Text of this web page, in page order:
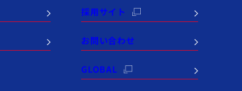
採用サイト
お問い合わせ
GLOBAL